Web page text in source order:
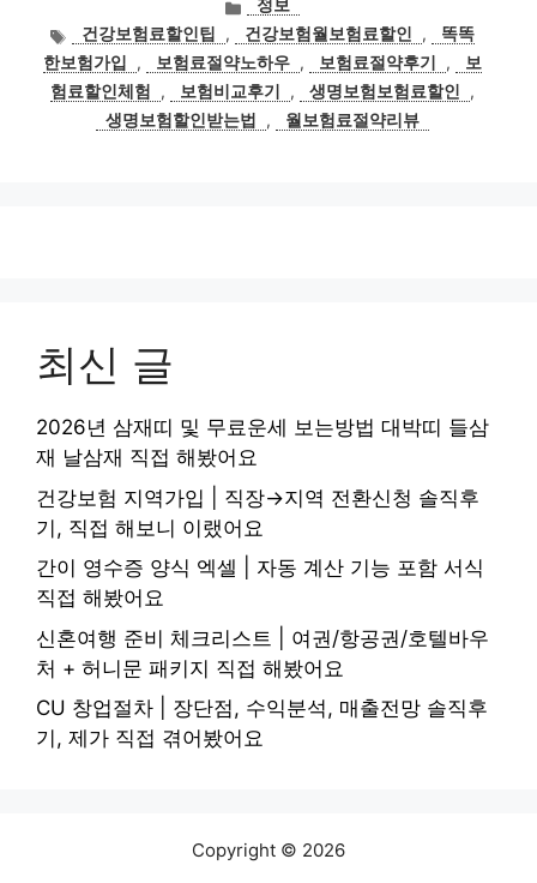
테
고
리
정보
태
그
건강보험료할인팁 , 건강보험월보험료할인 ,
똑똑
한보험가입
, 보험료절약노하우 , 보험료절약후기 ,
보
험료할인체험
, 보험비교후기 , 생명보험보험료할인
,
생명보험할인받는법
, 월보험료절약리뷰
최신 글
2026년 삼재띠 및 무료운세 보는방법 대박띠 들삼
재 날삼재 직접 해봤어요
건강보험 지역가입 | 직장→지역 전환신청 솔직후
기, 직접 해보니 이랬어요
간이 영수증 양식 엑셀 | 자동 계산 기능 포함 서식
직접 해봤어요
신혼여행 준비 체크리스트 | 여권/항공권/호텔바우
처 + 허니문 패키지 직접 해봤어요
CU 창업절차 | 장단점, 수익분석, 매출전망 솔직후
기, 제가 직접 겪어봤어요
Copyright © 2026